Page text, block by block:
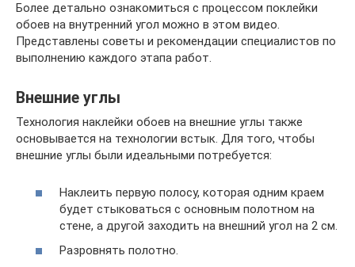
Более детально ознакомиться с процессом поклейки
обоев на внутренний угол можно в этом видео.
Представлены советы и рекомендации специалистов по
выполнению каждого этапа работ.
Внешние углы
Технология наклейки обоев на внешние углы также
основывается на технологии встык. Для того, чтобы
внешние углы были идеальными потребуется:
Наклеить первую полосу, которая одним краем
будет стыковаться с основным полотном на
стене, а другой заходить на внешний угол на 2 см.
Разровнять полотно.